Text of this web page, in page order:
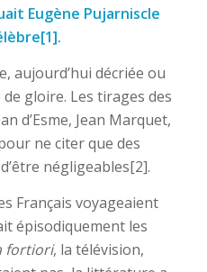
Eugène Pujarniscle
aujourd’hui décriée ou
gloire. Les tirages des
d’Esme, Jean Marquet,
ne citer que des
négligeables[2].
Français voyageaient
épisodiquement les
fortiori, la télévision,